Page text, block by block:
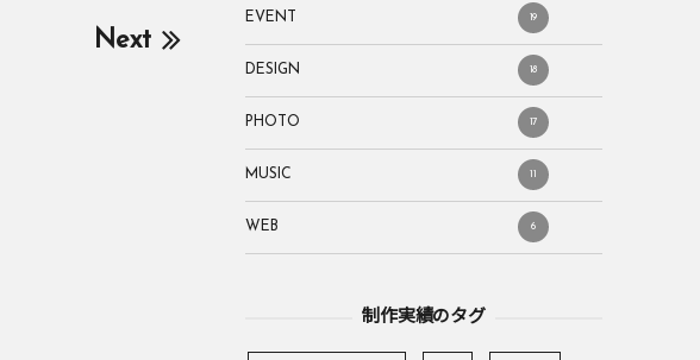
Next
EVENT 19
DESIGN 18
PHOTO 17
MUSIC 11
WEB 6
制作実績のタグ